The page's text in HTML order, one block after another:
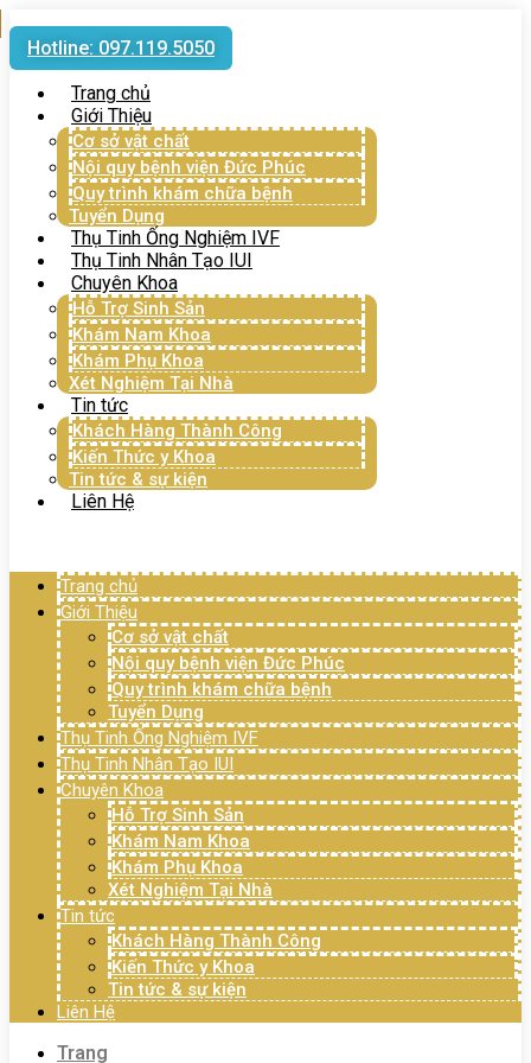
Hotline: 097.119.5050
Trang chủ
Giới Thiệu
Cơ sở vật chất
Nội quy bệnh viện Đức Phúc
Quy trình khám chữa bệnh
Tuyển Dụng
Thụ Tinh Ống Nghiệm IVF
Thụ Tinh Nhân Tạo IUI
Chuyên Khoa
Hỗ Trợ Sinh Sản
Khám Nam Khoa
Khám Phụ Khoa
Xét Nghiệm Tại Nhà
Tin tức
Khách Hàng Thành Công
Kiến Thức y Khoa
Tin tức & sự kiện
Liên Hệ
Trang chủ
Giới Thiệu
Cơ sở vật chất
Nội quy bệnh viện Đức Phúc
Quy trình khám chữa bệnh
Tuyển Dụng
Thụ Tinh Ống Nghiệm IVF
Thụ Tinh Nhân Tạo IUI
Chuyên Khoa
Hỗ Trợ Sinh Sản
Khám Nam Khoa
Khám Phụ Khoa
Xét Nghiệm Tại Nhà
Tin tức
Khách Hàng Thành Công
Kiến Thức y Khoa
Tin tức & sự kiện
Liên Hệ
Trang